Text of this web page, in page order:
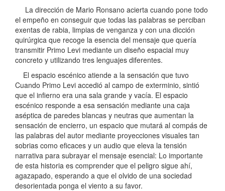
La dirección de Mario Ronsano acierta cuando pone todo
el empeño en conseguir que todas las palabras se perciban
exentas de rabia, limpias de venganza y con una dicción
quirúrgica que recoge la esencia del mensaje que quería
transmitir Primo Levi mediante un diseño espacial muy
concreto y utilizando tres lenguajes diferentes.
El espacio escénico atiende a la sensación que tuvo
Cuando Primo Levi accedió al campo de exterminio, sintió
que el infierno era una sala grande y vacía. El espacio
escénico responde a esa sensación mediante una caja
aséptica de paredes blancas y neutras que aumentan la
sensación de encierro, un espacio que mutará al compás de
las palabras del autor mediante proyecciones visuales tan
sobrias como eficaces y un audio que eleva la tensión
narrativa para subrayar el mensaje esencial: Lo importante
de esta historia es comprender que el peligro sigue ahí,
agazapado, esperando a que el olvido de una sociedad
desorientada ponga el viento a su favor.